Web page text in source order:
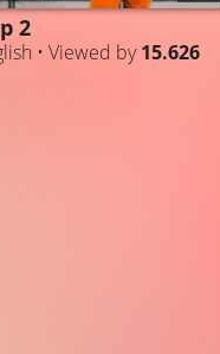
2
• Viewed by15.626